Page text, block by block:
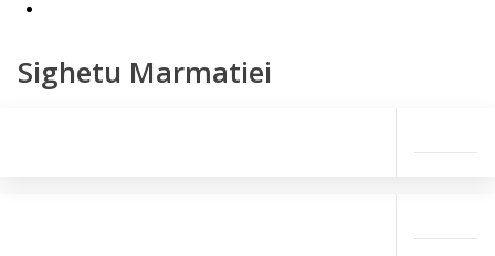
Sighetu Marmatiei